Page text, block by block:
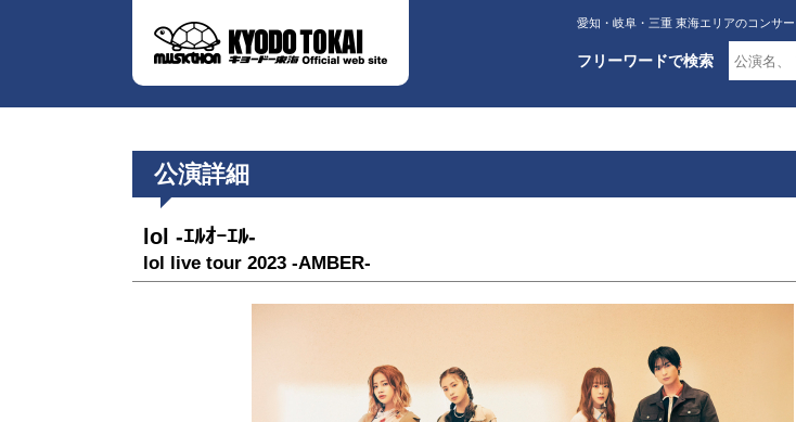
愛知・岐阜・三重 東海エリアのコンサ
フリーワードで検索
公演詳細
lol -ｴﾙｵｰｴﾙ-
lol live tour 2023 -AMBER-